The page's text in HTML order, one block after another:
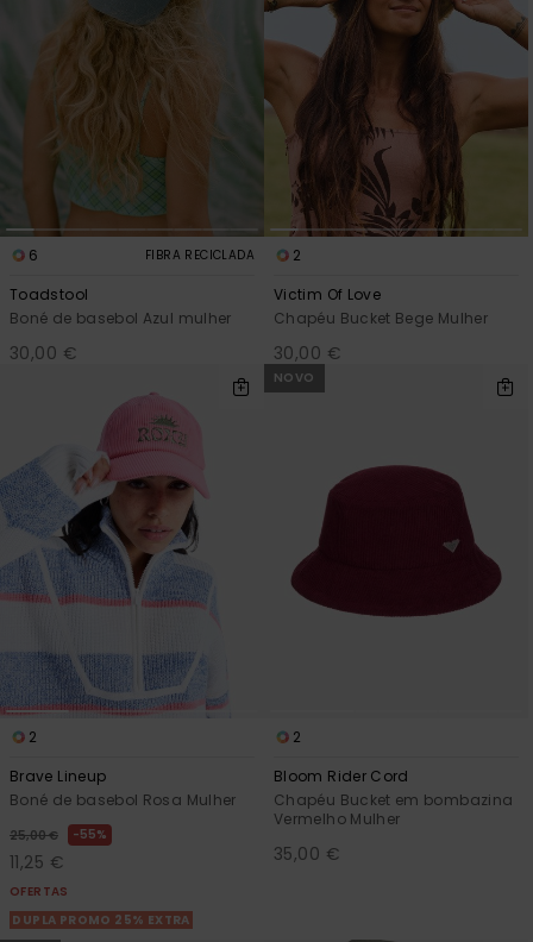
6 FIBRA RECICLADA
Toadstool
Boné de basebol Azul mulher
30,00 €
2
Victim Of Love
Chapéu Bucket Bege Mulher
30,00 €
2
Brave Lineup
Boné de basebol Rosa Mulher
25,00 € 55%
11,25 €
OFERTAS
DUPLA PROMO 25% EXTRA
NOVO
2
Bloom Rider Cord
Chapéu Bucket em bombazina
Vermelho Mulher
35,00 €